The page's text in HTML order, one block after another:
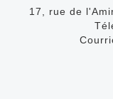
17, rue de